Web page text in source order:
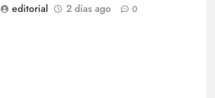
editorial
2 días ago 0